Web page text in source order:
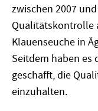
zwischen 2007
Qualitätskontrolle
Klauenseuche in
Seitdem haben es
geschafft, die
einzuhalten.